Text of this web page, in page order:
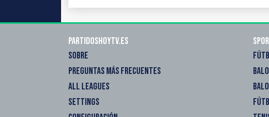
Partidoshoytv.es
SOBRE
PREGUNTAS MÁS FRECUENTES
ALL LEAGUES
SETTINGS